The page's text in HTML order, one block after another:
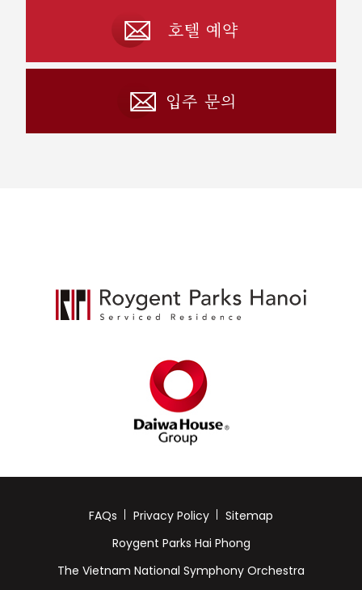
호텔 예약
입주 문의
FAQs Privacy Policy
Sitemap
Roygent Parks Hai Phong
The Vietnam National Symphony Orchestra